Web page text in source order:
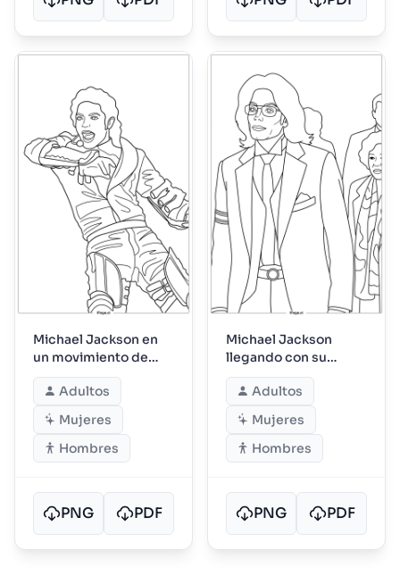
Michael Jackson en
un movimiento de
baile enérgico en el
escenario
Adultos
Mujeres
Hombres
PNG PDF
Michael Jackson
llegando con su
séquito en trajes
Adultos
Mujeres
Hombres
PNG PDF